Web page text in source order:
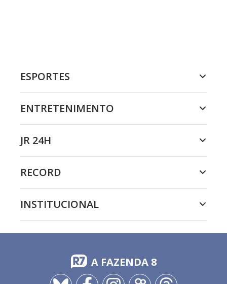
ESPORTES
ENTRETENIMENTO
JR 24H
RECORD
INSTITUCIONAL
A FAZENDA 8